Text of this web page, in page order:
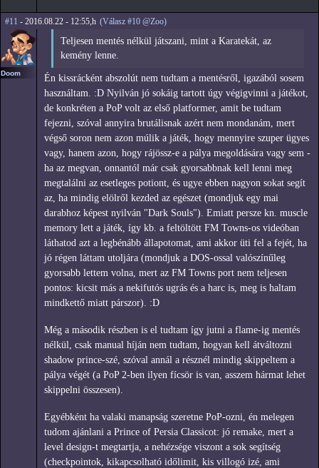
#11 - 2016.08.22 - 12:55,h (Válasz #10 @Zoo)
Doom
Teljesen mentés nélkül játszani, mint a Karatekát, az
kemény lenne.
Én kissrácként abszolút nem tudtam a mentésről, igazából sosem
használtam. :D Nyilván jó sokáig tartott úgy végigvinni a játékot,
de konkréten a PoP volt az első platformer, amit be tudtam
fejezni, szóval annyira brutálisnak azért nem mondanám, mert
végső soron nem azon múlik a játék, hogy mennyire szuper ügyes
vagy, hanem azon, hogy rájössz-e a pálya megoldására vagy sem -
ha az megvan, onnantól már csak gyorsabbnak kell lenni meg
megtalálni az esetleges potiont, és ugye ebben nagyon sokat segít
az, ha mindig elölről kezded az egészet (mondjuk egy mai
darabhoz képest nyilván "Dark Souls"). Emiatt persze kn. muscle
memory lett a játék, így kb. a feltöltött FM Towns-os videóban
láthatod azt a legbénább állapotomat, ami akkor üti fel a fejét, ha
jó régen láttam utoljára (mondjuk a DOS-ossal valószínűleg
gyorsabb lettem volna, mert az FM Towns port nem teljesen
pontos: kicsit más a nekifutós ugrás és a harc is, meg is haltam
mindkettő miatt párszor). :D
Még a második részben is el tudtam így jutni a flame-ig mentés
nélkül, csak manual híján nem tudtam, hogyan kell átváltozni
shadow prince-szé, szóval annál a résznél mindig skippeltem a
pálya végét (a PoP 2-ben ilyen fícsör is van, asszem hármat lehet
skippelni összesen).
Egyébként ha valaki manapság szeretne PoP-ozni, én melegen
tudom ajánlani a Prince of Persia Classicot: jó remake, mert a
level design-t megtartja, a nehézsége viszont a sok segítség
(checkpointok, kikapcsolható időlimit, kis villogó izé, ami